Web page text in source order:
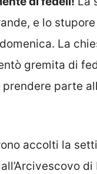
e lo
La
gremita di
parte
accolti la
di